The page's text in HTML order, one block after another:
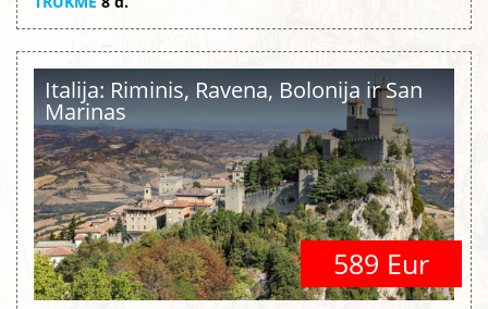
Italija: Riminis, Ravena, Bolonija ir San
Marinas
589 Eur